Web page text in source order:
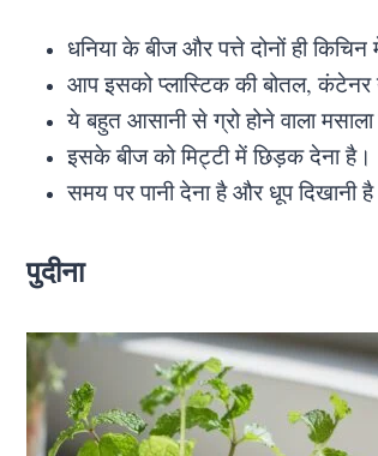
धनिया के बीज और पत्ते दोनों ही किचिन
आप इसको प्लास्टिक की बोतल,
ये बहुत आसानी से ग्रो होने वाला
इसके बीज को मिट्टी में छिड़क देना है।
समय पर पानी देना है और धूप दिखानी
पुदीना